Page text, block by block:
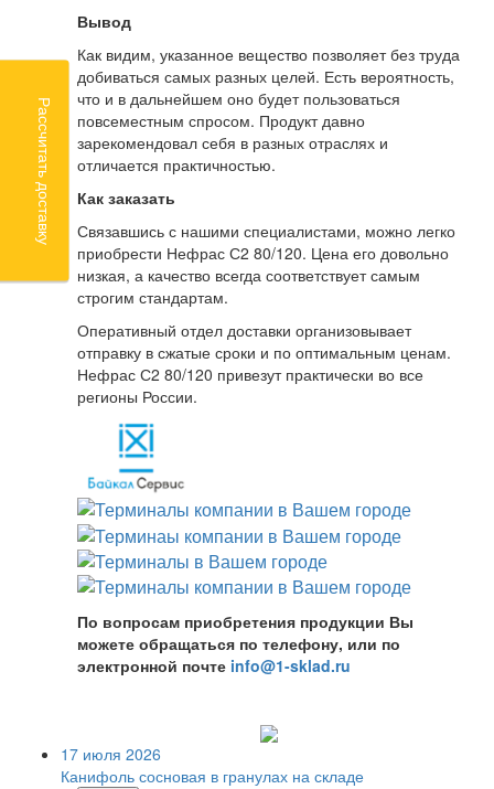
Вывод
Как видим, указанное вещество позволяет без труда
добиваться самых разных целей. Есть вероятность,
что и в дальнейшем оно будет пользоваться
повсеместным спросом. Продукт давно
зарекомендовал себя в разных отраслях и
отличается практичностью.
Как заказать
Связавшись с нашими специалистами, можно легко
приобрести Нефрас С2 80/120. Цена его довольно
низкая, а качество всегда соответствует самым
строгим стандартам.
Оперативный отдел доставки организовывает
отправку в сжатые сроки и по оптимальным ценам.
Нефрас С2 80/120 привезут практически во все
регионы России.
По вопросам приобретения продукции Вы
можете обращаться по телефону, или по
электронной почте info@1-sklad.ru
17 июля 2026
Канифоль сосновая в гранулах на складе
Рассчитать доставку